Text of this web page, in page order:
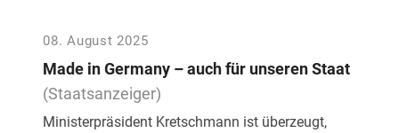
08. August 2025
Made in Germany – auch für unseren Staat
(Staatsanzeiger)
Ministerpräsident Kretschmann ist überzeugt,